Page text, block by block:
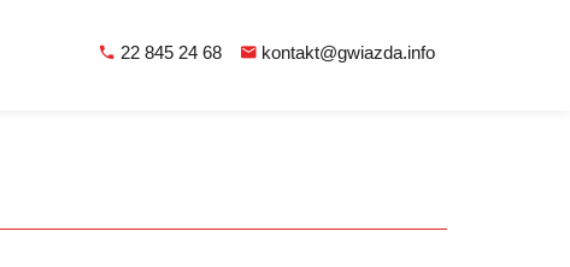
22 845 24 68 kontakt@gwiazda.info